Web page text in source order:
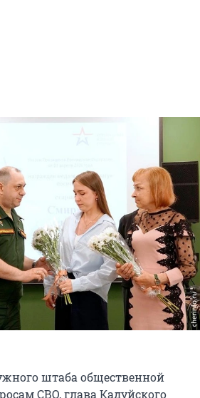
штаба общественной
СВО, глава Кадуйского